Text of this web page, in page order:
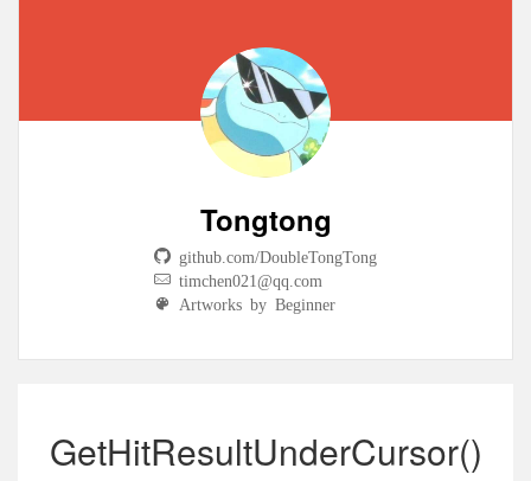
Tongtong
github.com/DoubleTongTong
timchen021@qq.com
Artworks by Beginner
GetHitResultUnderCursor()